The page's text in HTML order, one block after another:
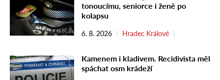
tonoucímu, seniorce i ženě po
kolapsu
6. 8. 2026 Hradec Králové
Kamenem i kladivem. Recidivista měl
spáchat osm krádeží